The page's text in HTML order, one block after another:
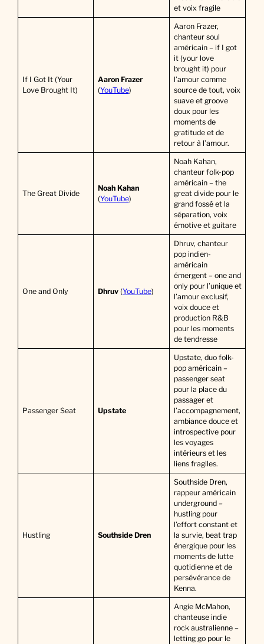
et voix fragile
If I Got It (Your
Love Brought It)
Aaron Frazer
(YouTube)
Aaron Frazer,
chanteur soul
américain – if I got
it (your love
brought it) pour
l’amour comme
source de tout, voix
suave et groove
doux pour les
moments de
gratitude et de
retour à l’amour.
The Great Divide
Noah Kahan
(YouTube)
Noah Kahan,
chanteur folk-pop
américain – the
great divide pour le
grand fossé et la
séparation, voix
émotive et guitare
One and Only Dhruv(YouTube)
Dhruv, chanteur
pop indien-
américain
émergent – one and
only pour l’unique et
l’amour exclusif,
voix douce et
production R&B
pour les moments
de tendresse
Passenger Seat Upstate
Upstate, duo folk-
pop américain –
passenger seat
pour la place du
passager et
l’accompagnement,
ambiance douce et
introspective pour
les voyages
intérieurs et les
liens fragiles.
Hustling Southside Dren
Southside Dren,
rappeur américain
underground –
hustling pour
l’effort constant et
la survie, beat trap
énergique pour les
moments de lutte
quotidienne et de
persévérance de
Kenna.
Angie McMahon,
chanteuse indie
rock australienne –
letting go pour le